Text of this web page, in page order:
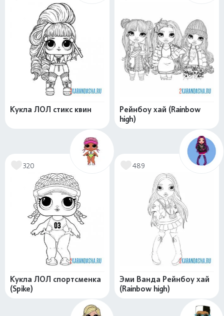
Кукла ЛОЛ стикс квин
Рейнбоу хай (Rainbow
high)
320
Кукла ЛОЛ спортсменка
(Spike)
489
Эми Ванда Рейнбоу хай
(Rainbow high)